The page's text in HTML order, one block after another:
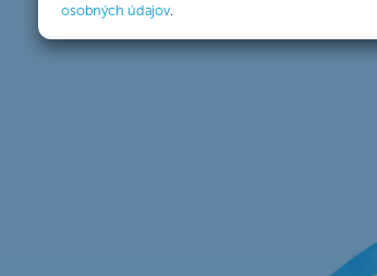
osobných údajov